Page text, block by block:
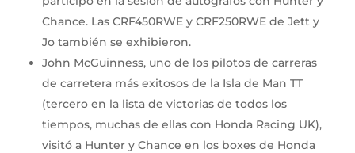
Chance. Las CRF450RWE y CRF250RWE de Jett y
Jo también se exhibieron.
John McGuinness, uno de los pilotos de carreras
de carretera más exitosos de la Isla de Man TT
(tercero en la lista de victorias de todos los
tiempos, muchas de ellas con Honda Racing UK),
visitó a Hunter y Chance en los boxes de Honda